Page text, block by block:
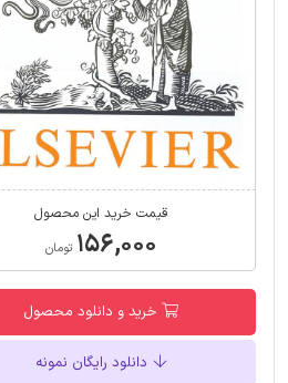
قیمت خرید این محصول
۱۵۶,۰۰۰ تومان
خرید و دانلود محصول
دانلود رایگان نمونه